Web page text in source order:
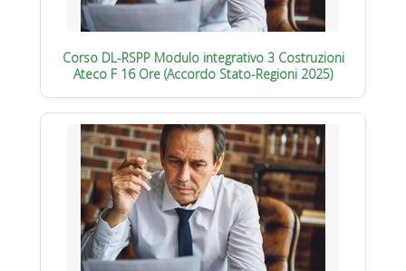
Corso DL-RSPP Modulo integrativo 3 Costruzioni
Ateco F 16 Ore (Accordo Stato-Regioni 2025)